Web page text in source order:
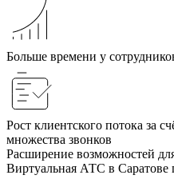
Больше времени у
Рост клиентского потока за
множества звонков
Расширение возможностей
Виртуальная АТС в Саратове